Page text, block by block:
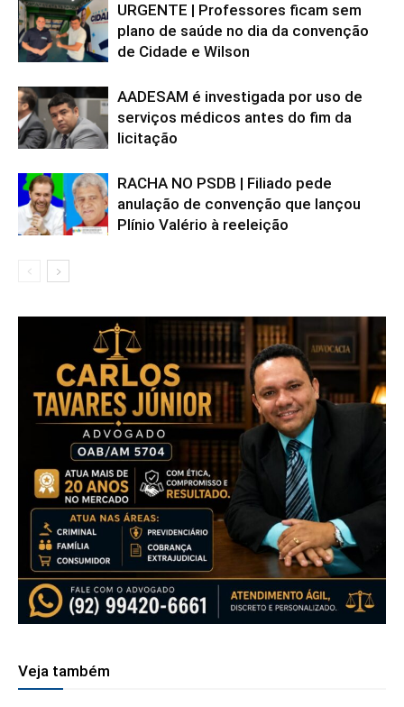
URGENTE | Professores ficam sem
plano de saúde no dia da convenção
de Cidade e Wilson
AADESAM é investigada por uso de
serviços médicos antes do fim da
licitação
RACHA NO PSDB | Filiado pede
anulação de convenção que lançou
Plínio Valério à reeleição
Veja também